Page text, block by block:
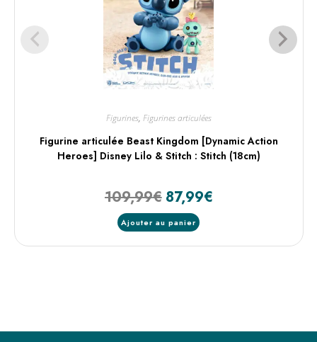
Figurines, Figurines articulées
Figurine articulée Beast Kingdom [Dynamic Action
Heroes] Disney Lilo & Stitch : Stitch (18cm)
109,99€ 87,99€
Ajouter au panier